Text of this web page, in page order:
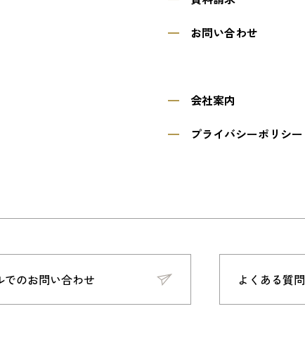
お問い合わせ
会社案内
プライバシーポリシー
でのお問い合わせ よくある質問